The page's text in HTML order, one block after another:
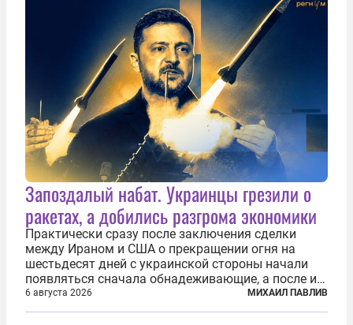
Запоздалый набат. Украинцы грезили о
ракетах, а добились разгрома экономики
Практически сразу после заключения сделки
между Ираном и США о прекращении огня на
шестьдесят дней с украинской стороны начали
появляться сначала обнадеживающие, а после и
вовсе бравурные заявления про некий «перелом»
в войне. Вероятно, в сознании первых лиц
6 августа 2026 МИХАИЛ ПАВЛИВ